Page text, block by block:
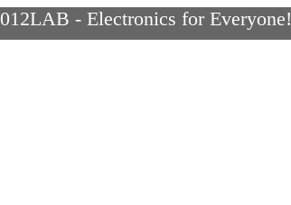
012LAB - Electronics for Everyone!